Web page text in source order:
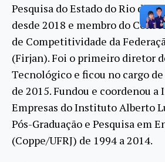
Pesquisa do Estado do Rio de
desde 2018 e membro do
de Competitividade da
(Firjan). Foi o primeiro diretor
Tecnológico e ficou no cargo
de 2015. Fundou e coordenou a
Empresas do Instituto Alberto
Pós-Graduação e Pesquisa em
(Coppe/UFRJ) de 1994 a 2014.